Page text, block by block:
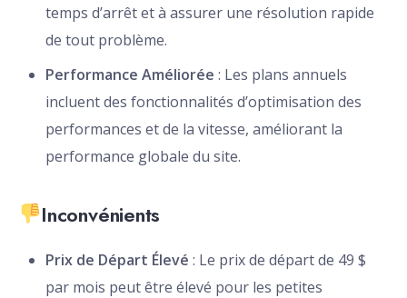
temps d’arrêt et à assurer une résolution rapide
de tout problème.
Performance Améliorée : Les plans annuels
incluent des fonctionnalités d’optimisation des
performances et de la vitesse, améliorant la
performance globale du site.
Inconvénients
Prix de Départ Élevé : Le prix de départ de 49 $
par mois peut être élevé pour les petites